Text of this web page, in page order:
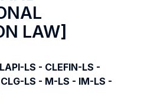
LAW]
LS - CLEFIN-LS -
LS - M-LS - IM-LS -